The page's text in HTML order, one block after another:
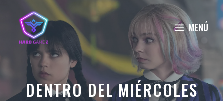
contenido
MENÚ
DENTRO DEL MIÉRCOLES